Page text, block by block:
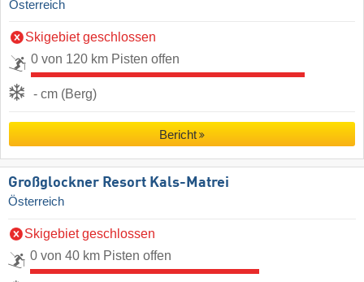
Österreich
Skigebiet geschlossen
0 von 120 km Pisten offen
- cm (Berg)
Bericht
Großglockner Resort Kals-Matrei
Österreich
Skigebiet geschlossen
0 von 40 km Pisten offen